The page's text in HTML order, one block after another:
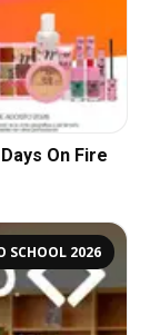
On Fire
SCHOOL 2026